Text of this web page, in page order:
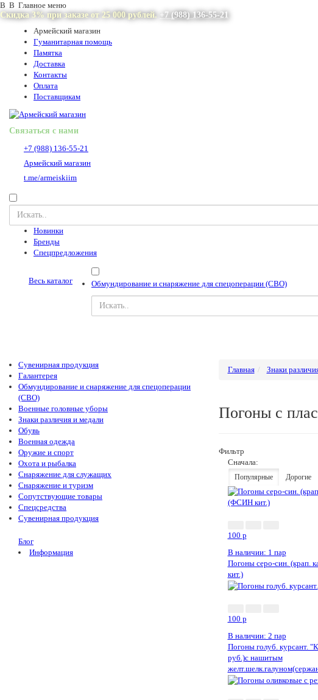
В В Главное меню
Скидка 3% при заказе от 25 000 рублей. +7 (988) 136-55-21
Армейский магазин
Гуманитарная помощь
Памятка
Доставка
Контакты
Оплата
Поставщикам
Связаться с нами
+7 (988) 136-55-21
Армейский магазин
t.me/armeiskiim
Новинки
Бренды
Спецпредложения
Весь каталог Обмундирование и снаряжение для спецоперации (СВО)
Сувенирная продукция
Галантерея
Обмундирование и снаряжение для спецоперации
(СВО)
Военные головные уборы
Знаки различия и медали
Обувь
Военная одежда
Оружие и спорт
Охота и рыбалка
Снаряжение для служащих
Снаряжение и туризм
Сопутствующие товары
Спецсредства
Сувенирная продукция
Блог
Информация
Главная Знаки
Погоны с
Фильтр
Сначала:
Популярные Дорогие
100 p
В наличии: 1 пар
Погоны серо-син. (крап.
кит.)
100 p
В наличии: 2 пар
Погоны голуб.
руб.)с нашитым